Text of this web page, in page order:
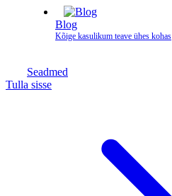
Blog
Kõige kasulikum teave ühes kohas
Seadmed
Tulla sisse